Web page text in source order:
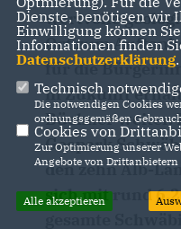
wertvolle
Ort zum
für die
in Zukunft
Bückner weiter.
Geopark
den zehn Alb-
sich mit rund
Dienste, benötigen wir
Einwilligung können
Informationen finden
Datenschutzerklärung.
Technisch
Die notwendigen Cookies
ordnungsgemäßen
Cookies von
Zur Optimierung unserer
Angebote von Drittanbietern
Alle akzeptieren